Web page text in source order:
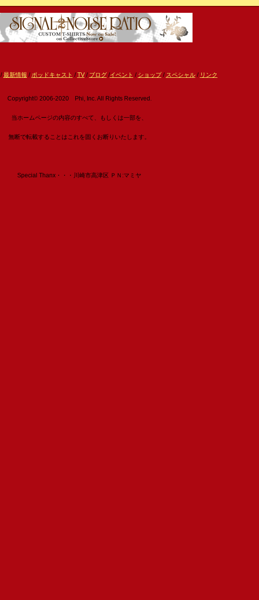
/最新情報 /ポッドキャスト /TV/ ブログ/イベント / ショップ/ スペシャル/ リンク
Copyright© 2006-2020 Phi, Inc. All Rights Reserved.
当ホームページの内容のすべて、もしくは一部を、
無断で転載することはこれを固くお断りいたします。
Special Thanx・・・川崎市高津区 ＰＮ:マミヤ